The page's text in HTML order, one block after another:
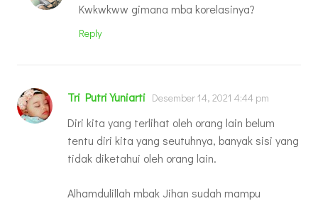
Kwkwkww gimana mba korelasinya?
Reply
Tri Putri Yuniarti Desember 14, 2021 4:44 pm
Diri kita yang terlihat oleh orang lain belum
tentu diri kita yang seutuhnya, banyak sisi yang
tidak diketahui oleh orang lain.
Alhamdulillah mbak Jihan sudah mampu